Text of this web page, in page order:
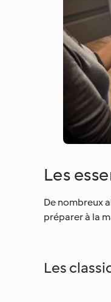
Les
De nombreux
préparer à la
Les